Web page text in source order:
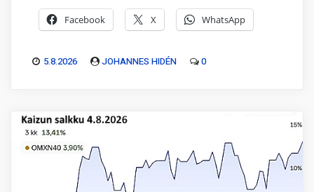
Facebook X WhatsApp
5.8.2026 JOHANNES HIDÉN 0